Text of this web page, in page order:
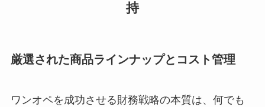
持
厳選された商品ラインナップとコスト管理
ワンオペを成功させる財務戦略の本質は、何でも